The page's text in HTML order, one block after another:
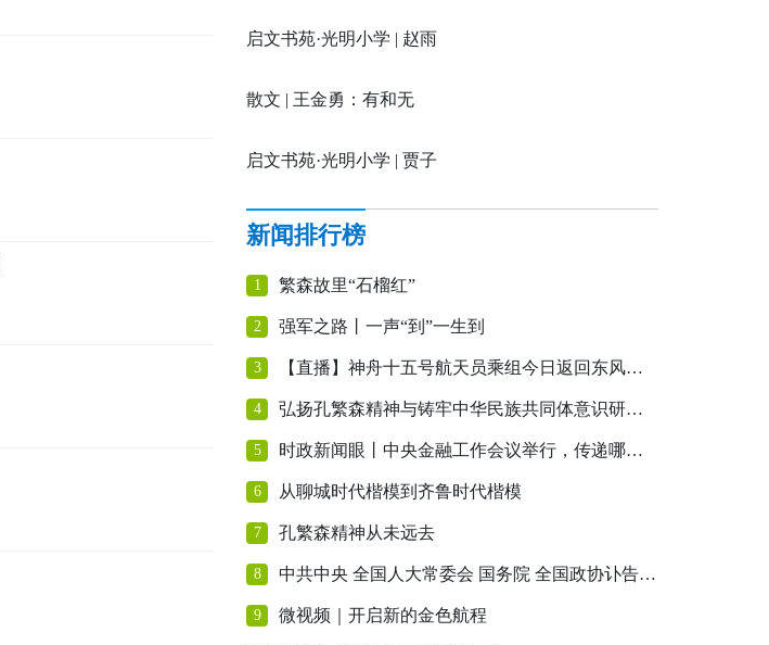
启文书苑·光明小学 | 赵雨
凝：我的心爱之物
散文 | 王金勇：有和无
启文书苑·光明小学 | 贾子
媛：我那“神奇”的数学老师
新闻排行榜
1 繁森故里“石榴红”
2 强军之路丨一声“到”一生到
3 【直播】神舟十五号航天员乘组今日返回东风着陆场
4 弘扬孔繁森精神与铸牢中华民族共同体意识研讨会在我市举行
5 时政新闻眼丨中央金融工作会议举行，传递哪些重要信息？
6 从聊城时代楷模到齐鲁时代楷模
7 孔繁森精神从未远去
8 中共中央 全国人大常委会 国务院 全国政协讣告 李克强同志逝世
9 微视频｜开启新的金色航程